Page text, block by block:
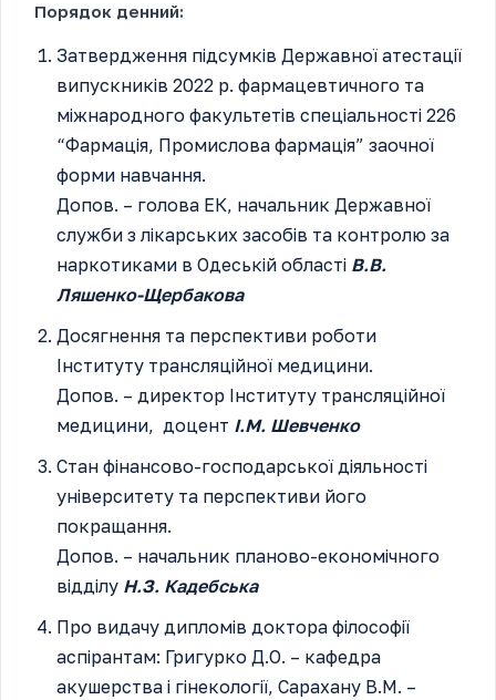
Порядок денний:
Затвердження підсумків Державної атестації
випускників 2022 р. фармацевтичного та
міжнародного факультетів спеціальності 226
“Фармація, Промислова фармація” заочної
форми навчання.
Допов. – голова ЕК, начальник Державної
служби з лікарських засобів та контролю за
наркотиками в Одеській області В.В.
Ляшенко-Щербакова
Досягнення та перспективи роботи
Інституту трансляційної медицини.
Допов. – директор Інституту трансляційної
медицини, доцент І.М. Шевченко
Стан фінансово-господарської діяльності
університету та перспективи його
покращання.
Допов. – начальник планово-економічного
відділу Н.З. Кадебська
Про видачу дипломів доктора філософії
аспірантам: Григурко Д.О. – кафедра
акушерства і гінекології, Сарахану В.М. –